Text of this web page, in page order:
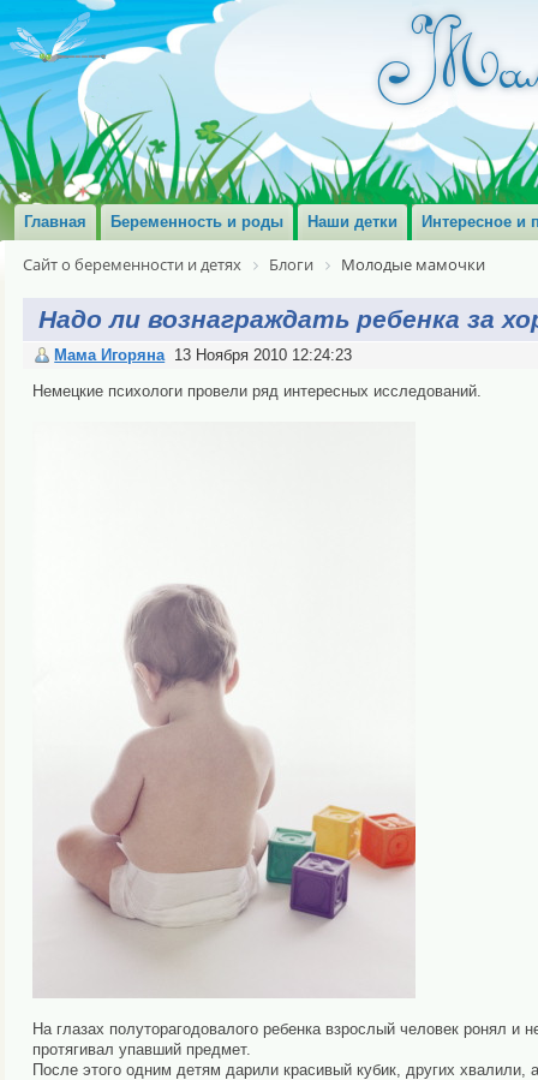
Главная Беременность и роды Наши детки Интересное и
Сайт о беременности и детях Блоги Молодые мамочки
Надо ли вознаграждать ребенка за
Мама Игоряна 13 Ноября 2010 12:24:23
Немецкие психологи провели ряд интересных исследований.
На глазах полуторагодовалого ребенка взрослый человек ронял
протягивал упавший предмет.
После этого одним детям дарили красивый кубик, других хвалили,